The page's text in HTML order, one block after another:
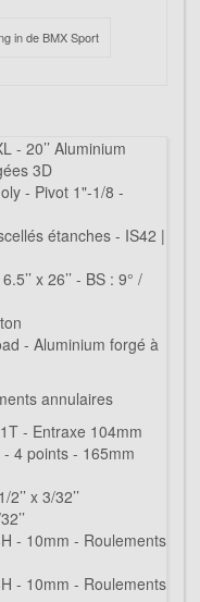
in de BMX Sport
- 20’’ Aluminium
3D
- Pivot 1"-1/8 -
étanches - IS42 |
x 26’’ - BS : 9° /
- Aluminium forgé à
annulaires
- Entraxe 104mm
4 points - 165mm
x 3/32’’
- 10mm - Roulements
- 10mm - Roulements